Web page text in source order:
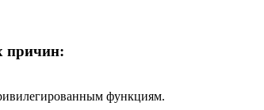
причин:
функциям.